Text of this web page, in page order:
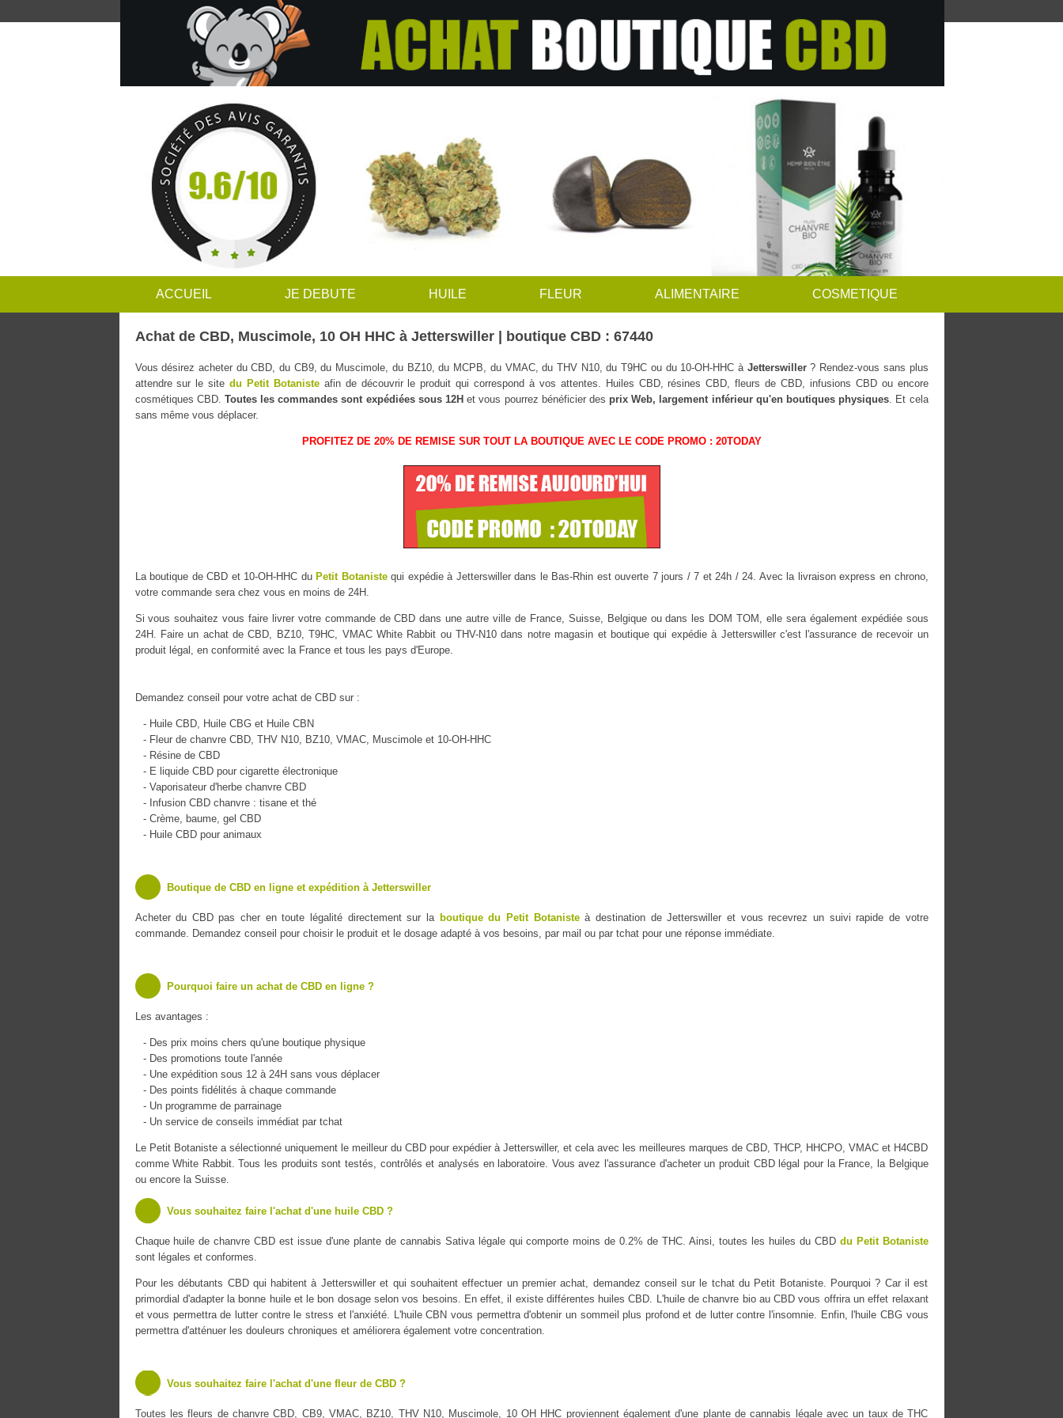
ACCUEIL JE DEBUTE HUILE FLEUR ALIMENTAIRE COSMETIQUE
Achat de CBD, Muscimole, 10 OH HHC à Jetterswiller | boutique CBD : 67440
Vous désirez acheter du CBD, du CB9, du Muscimole, du BZ10, du MCPB, du VMAC, du THV N10, du T9HC ou du 10-OH-HHC à Jetterswiller? Rendez-vous sans plus
attendre sur le sitedu Petit Botanisteafin de découvrir le produit qui correspond à vos attentes. Huiles CBD, résines CBD, fleurs de CBD, infusions CBD ou encore
cosmétiques CBD. Toutes les commandes sont expédiées sous 12Het vous pourrez bénéficier des prix Web, largement inférieur qu'en boutiques physiques . Et cela
sans même vous déplacer.
PROFITEZ DE 20% DE REMISE SUR TOUT LA BOUTIQUE AVEC LE CODE PROMO : 20TODAY
La boutique de CBD et 10-OH-HHC du Petit Botanistequi expédie à Jetterswiller dans le Bas-Rhin est ouverte 7 jours / 7 et 24h / 24. Avec la livraison express en chrono,
votre commande sera chez vous en moins de 24H.
Si vous souhaitez vous faire livrer votre commande de CBD dans une autre ville de France, Suisse, Belgique ou dans les DOM TOM, elle sera également expédiée sous
24H. Faire un achat de CBD, BZ10, T9HC, VMAC White Rabbit ou THV-N10 dans notre magasin et boutique qui expédie à Jetterswiller c'est l'assurance de recevoir un
produit légal, en conformité avec la France et tous les pays d'Europe.
Demandez conseil pour votre achat de CBD sur :
- Huile CBD, Huile CBG et Huile CBN
- Fleur de chanvre CBD, THV N10, BZ10, VMAC, Muscimole et 10-OH-HHC
- Résine de CBD
- E liquide CBD pour cigarette électronique
- Vaporisateur d'herbe chanvre CBD
- Infusion CBD chanvre : tisane et thé
- Crème, baume, gel CBD
- Huile CBD pour animaux
Boutique de CBD en ligne et expédition à Jetterswiller
Acheter du CBD pas cher en toute légalité directement sur la boutique du Petit Botanisteà destination de Jetterswiller et vous recevrez un suivi rapide de votre
commande. Demandez conseil pour choisir le produit et le dosage adapté à vos besoins, par mail ou par tchat pour une réponse immédiate.
Pourquoi faire un achat de CBD en ligne ?
Les avantages :
- Des prix moins chers qu'une boutique physique
- Des promotions toute l'année
- Une expédition sous 12 à 24H sans vous déplacer
- Des points fidélités à chaque commande
- Un programme de parrainage
- Un service de conseils immédiat par tchat
Le Petit Botaniste a sélectionné uniquement le meilleur du CBD pour expédier à Jetterswiller, et cela avec les meilleures marques de CBD, THCP, HHCPO, VMAC et H4CBD
comme White Rabbit. Tous les produits sont testés, contrôlés et analysés en laboratoire. Vous avez l'assurance d'acheter un produit CBD légal pour la France, la Belgique
ou encore la Suisse.
Vous souhaitez faire l'achat d'une huile CBD ?
Chaque huile de chanvre CBD est issue d'une plante de cannabis Sativa légale qui comporte moins de 0.2% de THC. Ainsi, toutes les huiles du CBD du Petit Botaniste
sont légales et conformes.
Pour les débutants CBD qui habitent à Jetterswiller et qui souhaitent effectuer un premier achat, demandez conseil sur le tchat du Petit Botaniste. Pourquoi ? Car il est
primordial d'adapter la bonne huile et le bon dosage selon vos besoins. En effet, il existe différentes huiles CBD. L'huile de chanvre bio au CBD vous offrira un effet relaxant
et vous permettra de lutter contre le stress et l'anxiété. L'huile CBN vous permettra d'obtenir un sommeil plus profond et de lutter contre l'insomnie. Enfin, l'huile CBG vous
permettra d'atténuer les douleurs chroniques et améliorera également votre concentration.
Vous souhaitez faire l'achat d'une fleur de CBD ?
Toutes les fleurs de chanvre CBD, CB9, VMAC, BZ10, THV N10, Muscimole, 10 OH HHC proviennent également d'une plante de cannabis légale avec un taux de THC